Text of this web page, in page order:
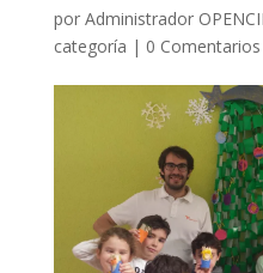
por Administrador
categoría | 0 Comentarios